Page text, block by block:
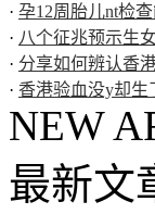
· 孕12周胎儿nt检
· 八个征兆预示生
· 分享如何辨认香
· 香港验血没y却生
NEW
最新文